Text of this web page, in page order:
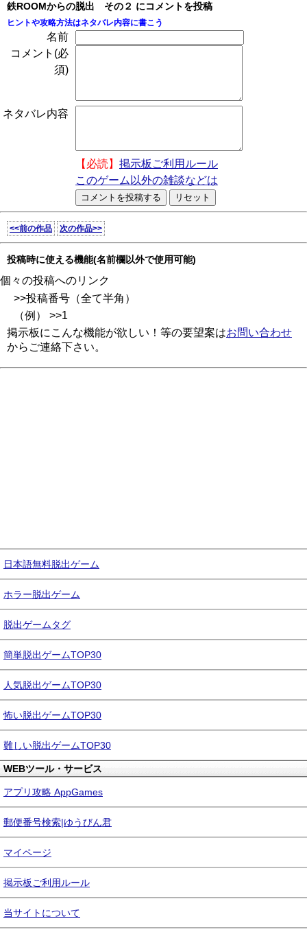
鉄ROOMからの脱出 その２ にコメントを投稿
ヒントや攻略方法はネタバレ内容に書こう
名前
コメント(必
須)
ネタバレ内容
【必読】 掲示板ご利用ルール
このゲーム以外の雑談などは
<<前の作品 次の作品>>
投稿時に使える機能(名前欄以外で使用可能)
個々の投稿へのリンク
>>投稿番号（全て半角）
（例） >>1
掲示板にこんな機能が欲しい！等の要望案はお問い合わせ
からご連絡下さい。
日本語無料脱出ゲーム
ホラー脱出ゲーム
脱出ゲームタグ
簡単脱出ゲームTOP30
人気脱出ゲームTOP30
怖い脱出ゲームTOP30
難しい脱出ゲームTOP30
WEBツール・サービス
アプリ攻略 AppGames
郵便番号検索|ゆうびん君
マイページ
掲示板ご利用ルール
当サイトについて